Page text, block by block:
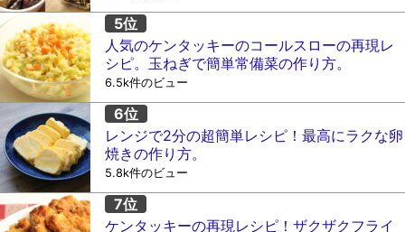
人気のケンタッキーのコールスローの再現レ
シピ。玉ねぎで簡単常備菜の作り方。
6.5k件のビュー
レンジで2分の超簡単レシピ！最高にラクな卵
焼きの作り方。
5.8k件のビュー
ケンタッキーの再現レシピ！ザクザクフライ